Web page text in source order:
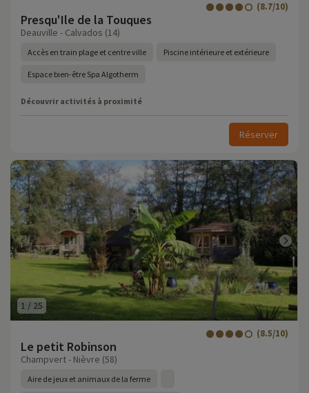
Presqu'Ile de la Touques
(8.7/10)
Deauville - Calvados (14)
Accès en train plage et centre ville Piscine intérieure et extérieure
Espace bien-être Spa Algotherm
Découvrir activités à proximité
Réserver
1 / 25
Le petit Robinson
(8.5/10)
Champvert - Nièvre (58)
Aire de jeux et animaux de la ferme